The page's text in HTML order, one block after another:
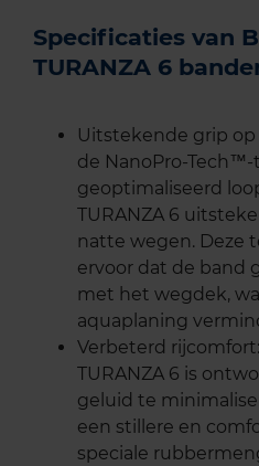
Specificaties van
TURANZA 6
Uitstekende grip
de NanoPro-
geoptimaliseerd
TURANZA 6
natte wegen. Deze
ervoor dat de band
met het wegdek,
aquaplaning
Verbeterd
TURANZA 6 is
geluid te
een stillere en
speciale